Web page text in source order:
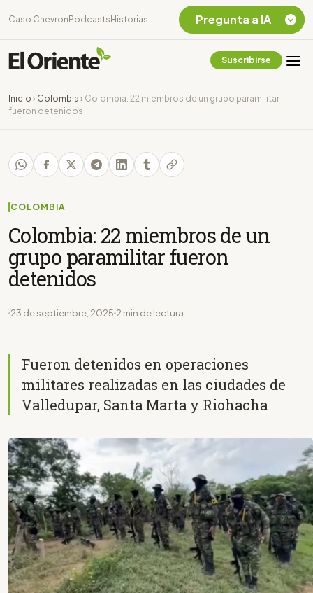
Caso Chevron Podcasts Historias
Suscribirse
Inicio › Colombia › Colombia: 22 miembros de un grupo paramilitar
fueron detenidos
COLOMBIA
Colombia: 22 miembros de un
grupo paramilitar fueron
detenidos
23 de septiembre, 2025 2 min de lectura
Fueron detenidos en operaciones
militares realizadas en las ciudades de
Valledupar, Santa Marta y Riohacha
Pregunta a IA
Chevron Ecuador